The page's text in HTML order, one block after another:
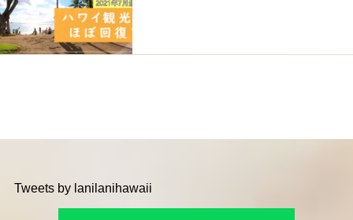
Tweets by lanilanihawaii